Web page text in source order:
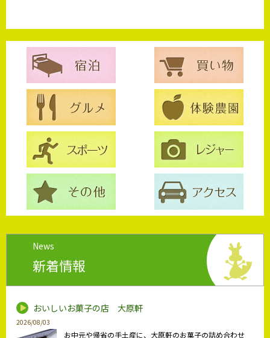
News
新着情報
おいしいお菓子の店 大原軒
2026/08/03
お中元や帰省の手土産に、大原軒のお菓子の詰め合わせ